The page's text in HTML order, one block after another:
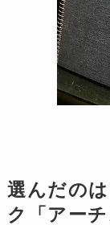
選んだの
ク「アー